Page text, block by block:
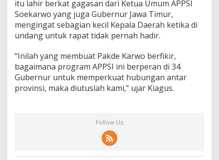
itu lahir berkat gagasan dari Ketua Umum APPSI
Soekarwo yang juga Gubernur Jawa Timur,
mengingat sebagian kecil Kepala Daerah ketika di
undang untuk rapat tidak pernah hadir.
“Inilah yang membuat Pakde Karwo berfikir,
bagaimana program APPSI ini berperan di 34
Gubernur untuk memperkuat hubungan antar
provinsi, maka diutuslah kami,” ujar Kiagus.
Follow Us